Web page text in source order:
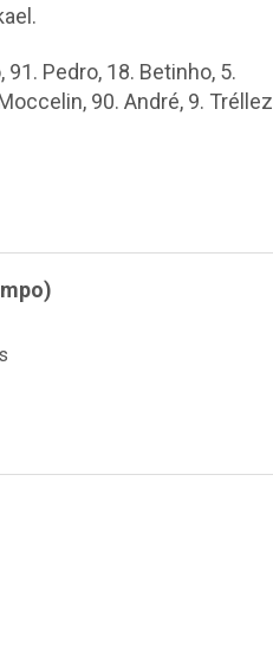
Pedro, 18. Betinho, 5.
90. André, 9. Tréllez